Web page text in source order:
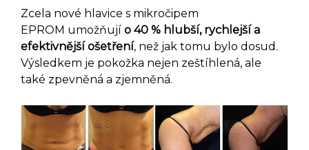
Zcela nové hlavice s mikročipem
EPROM umožňují o 40 % hlubší, rychlejší a
efektivnější ošetření, než jak tomu bylo dosud.
Výsledkem je pokožka nejen zeštíhlená, ale
také zpevněná a zjemněná.